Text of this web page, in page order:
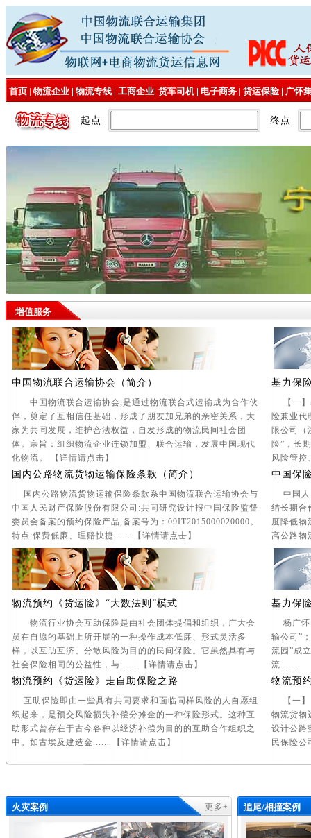
首页 | 物流企业 | 物流专线 | 工商企业| 货车司机| 电子商务 | 货运保险 | 广怀
起点: 终点:
增值服务
中国物流联合运输协会（简介）
中国物流联合运输协会,是通过物流联合式运输成为合作伙
伴，奠定了互相信任基础，形成了朋友加兄弟的亲密关系，大
家为共同发展，维护合法权益，自发形成的物流民间社会团
体。宗旨：组织物流企业连锁加盟、联合运输，发展中国现代
化物流。 【 详情请点击 】
国内公路物流货物运输保险条款（简介）
国内公路物流货物运输保险条款系中国物流联合运输协会与
中国人民财产保险股份有限公司:共同研究设计报中国保险监督
委员会备案的预约保险产品,备案号为：09IT2015000020000。
特点:保费低廉、理赔快捷...... 【 详情请点击 】
基力保
【一】
险兼业代
限公司（
险”，长
风险管
中国保
中国人
结长期合
度降低物
高公路物
物流预约《货运险》“大数法则”模式
物流行业协会互助保险是由社会团体提倡和组织，广大会
员在自愿的基础上所开展的一种操作成本低廉、形式灵活多
样，以互助互济、分散风险为目的的民间保险。它虽然具有与
社会保险相同的公益性，与...... 【 详情请点击 】
物流预约《货运险》走自助保险之路
互助保险即由一些具有共同要求和面临同样风险的人自愿组
织起来，是预交风险损失补偿分摊金的一种保险形式。这种互
助形式曾存在于古今各种以经济补偿为目的的互助合作组织之
中。如古埃及建造金...... 【 详情请点击 】
基力保
杨广怀
输公司”
流园”成
流......
物流预
【一】
物流货物
设计公路
民保险
火灾案例 更多+ 追尾/相撞案例